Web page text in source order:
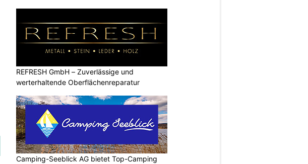
REFRESH GmbH – Zuverlässige und
werterhaltende Oberflächenreparatur
Camping-Seeblick AG bietet Top-Camping